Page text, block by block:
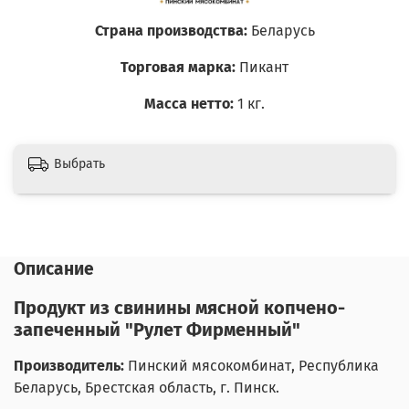
Страна производства: Беларусь
Торговая марка: Пикант
Масса нетто: 1 кг.
Выбрать
Описание
Продукт из свинины мясной копчено-
запеченный "Рулет Фирменный"
Производитель: Пинский мясокомбинат, Республика
Беларусь, Брестская область, г. Пинск.